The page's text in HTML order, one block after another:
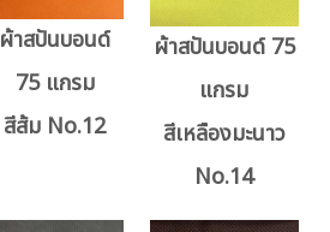
ผ้าสปันบอนด์
75 แกรม
สีส้ม No.12
ผ้าสปันบอนด์ 75
แกรม
สีเหลืองมะนาว
No.14